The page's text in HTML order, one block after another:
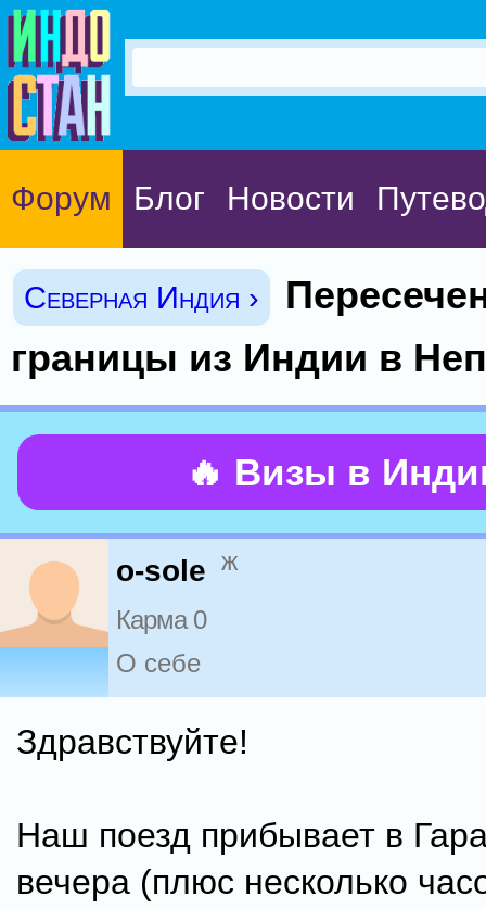
Форум Блог Новости
Северная Индия ›
границы из Индии в
🔥 Визы в
o-sole ж
Карма 0
О себе
Здравствуйте!
Наш поезд прибывает в
вечера (плюс несколько